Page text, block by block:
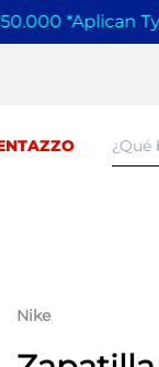
*Aplican
Nike